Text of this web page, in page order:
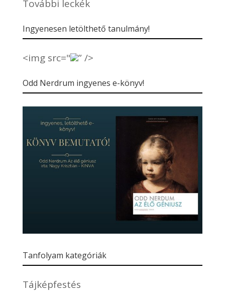
További leckék
Ingyenesen letölthető tanulmány!
<img src=" ” />
Odd Nerdrum ingyenes e-könyv!
Tanfolyam kategóriák
Tájképfestés